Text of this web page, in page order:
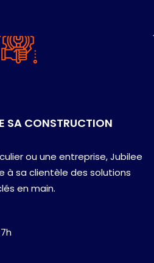
SA CONSTRUCTION
ou une entreprise, Jubilee
à sa clientèle des solutions
en main.